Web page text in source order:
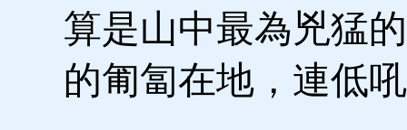
算是山中最為兇猛
的匍匐在地，連低